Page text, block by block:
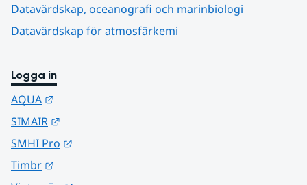
Datavärdskap, oceanografi och marinbiologi
Datavärdskap för atmosfärkemi
Logga in
AQUA
SIMAIR
SMHI Pro
Timbr